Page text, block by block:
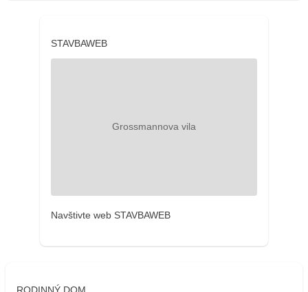
STAVBAWEB
Navštivte web STAVBAWEB